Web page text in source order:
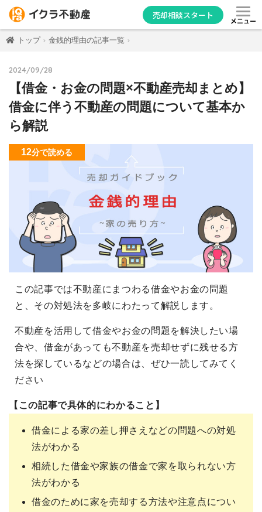
売却相談スタート
メニュー
トップ 金銭的理由の記事一覧
2024/09/28
【借金・お金の問題×不動産売却まとめ】
借金に伴う不動産の問題について基本か
ら解説
12分で読める
この記事では不動産にまつわる借金やお金の問題
と、その対処法を多岐にわたって解説します。
不動産を活用して借金やお金の問題を解決したい場
合や、借金があっても不動産を売却せずに残せる方
法を探しているなどの場合は、ぜひ一読してみてく
ださい
【この記事で具体的にわかること】
借金による家の差し押さえなどの問題への対処
法がわかる
相続した借金や家族の借金で家を取られない方
法がわかる
借金のために家を売却する方法や注意点につい